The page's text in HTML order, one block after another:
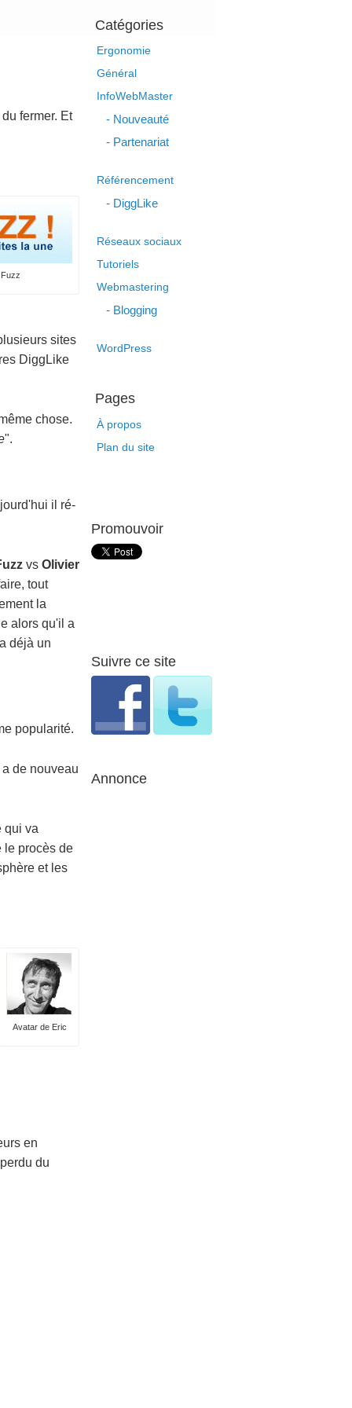
Catégories
Ergonomie
Général
InfoWebMaster
Nouveauté
Partenariat
Référencement
DiggLike
Réseaux sociaux
Tutoriels
Webmastering
Blogging
WordPress
Pages
À propos
Plan du site
Promouvoir
Suivre ce site
Annonce
fermer. Et
sites
DiggLike
chose.
".
il ré-
vs Olivier
tout
la
alors qu'il a
déjà un
popularité.
de nouveau
qui va
le procès de
et les
Avatar de Eric
en
du